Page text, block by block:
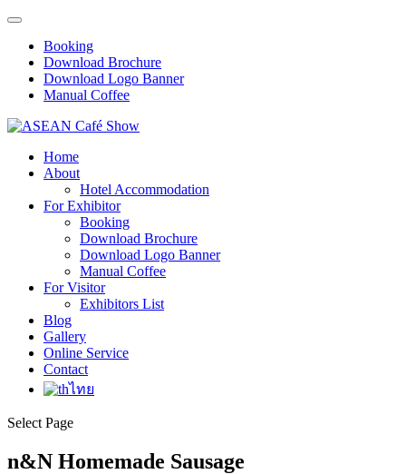
Booking
Download Brochure
Download Logo Banner
Manual Coffee
Home
About
Hotel Accommodation
For Exhibitor
Booking
Download Brochure
Download Logo Banner
Manual Coffee
For Visitor
Exhibitors List
Blog
Gallery
Online Service
Contact
ไทย
Select Page
n&N Homemade Sausage